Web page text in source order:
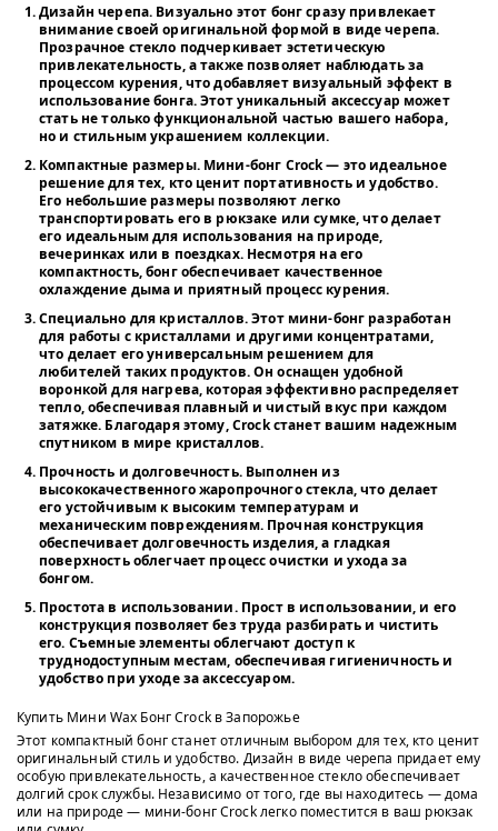
Дизайн черепа. Визуально этот бонг сразу привлекает
внимание своей оригинальной формой в виде черепа.
Прозрачное стекло подчеркивает эстетическую
привлекательность, а также позволяет наблюдать за
процессом курения, что добавляет визуальный эффект в
использование бонга. Этот уникальный аксессуар может
стать не только функциональной частью вашего набора,
но и стильным украшением коллекции.
Компактные размеры. Мини-бонг Crock— это идеальное
решение для тех, кто ценит портативность и удобство.
Его небольшие размеры позволяют легко
транспортировать его в рюкзаке или сумке, что делает
его идеальным для использования на природе,
вечеринках или в поездках. Несмотря на его
компактность, бонг обеспечивает качественное
охлаждение дыма и приятный процесс курения.
Специально для кристаллов. Этот мини-бонг разработан
для работы с кристаллами и другими концентратами,
что делает его универсальным решением для
любителей таких продуктов. Он оснащен удобной
воронкой для нагрева, которая эффективно распределяет
тепло, обеспечивая плавный и чистый вкус при каждом
затяжке. Благодаря этому,Crockстанет вашим надежным
спутником в мире кристаллов.
Прочность и долговечность. Выполнен из
высококачественного жаропрочного стекла, что делает
его устойчивым к высоким температурам и
механическим повреждениям. Прочная конструкция
обеспечивает долговечность изделия, а гладкая
поверхность облегчает процесс очистки и ухода за
бонгом.
Простота в использовании. Прост в использовании, и его
конструкция позволяет без труда разбирать и чистить
его. Съемные элементы облегчают доступ к
труднодоступным местам, обеспечивая гигиеничность и
удобство при уходе за аксессуаром.
Купить Мини Wax Бонг Crock в Запорожье
Этот компактный бонг станет отличным выбором для тех, кто ценит
оригинальный стиль и удобство. Дизайн в виде черепа придает ему
особую привлекательность, а качественное стекло обеспечивает
долгий срок службы. Независимо от того, где вы находитесь — дома
или на природе — мини-бонг Crock легко поместится в ваш рюкзак